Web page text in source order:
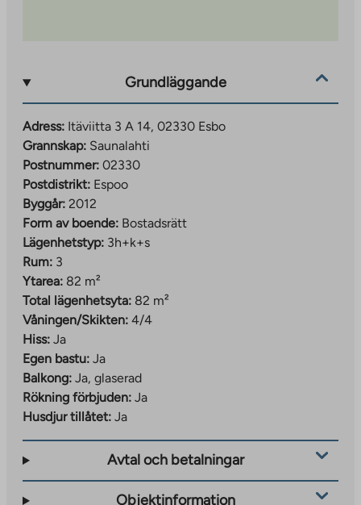
Grundläggande
Adress: Itäviitta 3 A 14, 02330 Esbo
Grannskap: Saunalahti
Postnummer: 02330
Postdistrikt: Espoo
Byggår: 2012
Form av boende: Bostadsrätt
Lägenhetstyp: 3h+k+s
Rum: 3
Ytarea: 82 m²
Total lägenhetsyta: 82 m²
Våningen/Skikten: 4/4
Hiss: Ja
Egen bastu: Ja
Balkong: Ja, glaserad
Rökning förbjuden: Ja
Husdjur tillåtet: Ja
Avtal och betalningar
Objektinformation